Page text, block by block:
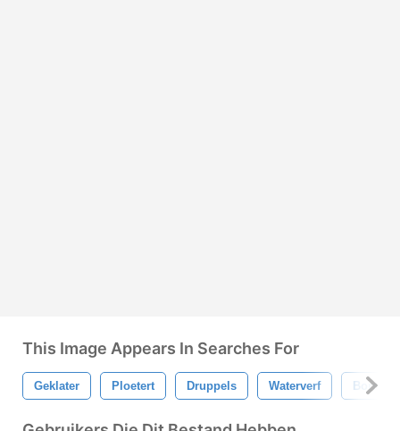
This Image Appears In Searches For
Geklater Ploetert Druppels Waterverf Borstel